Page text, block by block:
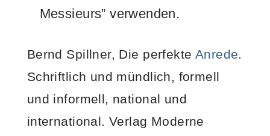
Messieurs” verwenden.
Bernd Spillner, Die perfekte Anrede.
Schriftlich und mündlich, formell
und informell, national und
international. Verlag Moderne